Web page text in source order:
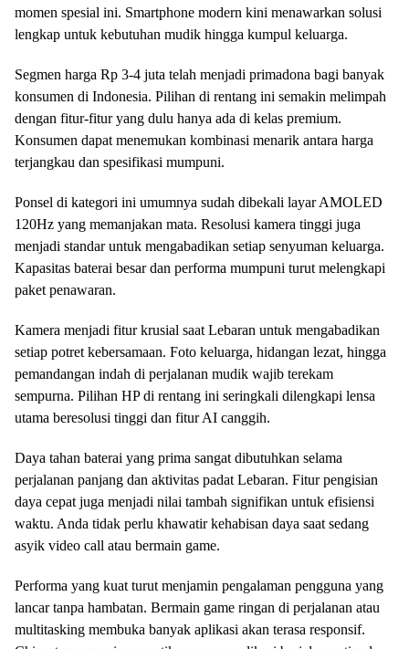
momen spesial ini. Smartphone modern kini menawarkan solusi
lengkap untuk kebutuhan mudik hingga kumpul keluarga.
Segmen harga Rp 3-4 juta telah menjadi primadona bagi banyak
konsumen di Indonesia. Pilihan di rentang ini semakin melimpah
dengan fitur-fitur yang dulu hanya ada di kelas premium.
Konsumen dapat menemukan kombinasi menarik antara harga
terjangkau dan spesifikasi mumpuni.
Ponsel di kategori ini umumnya sudah dibekali layar AMOLED
120Hz yang memanjakan mata. Resolusi kamera tinggi juga
menjadi standar untuk mengabadikan setiap senyuman keluarga.
Kapasitas baterai besar dan performa mumpuni turut melengkapi
paket penawaran.
Kamera menjadi fitur krusial saat Lebaran untuk mengabadikan
setiap potret kebersamaan. Foto keluarga, hidangan lezat, hingga
pemandangan indah di perjalanan mudik wajib terekam
sempurna. Pilihan HP di rentang ini seringkali dilengkapi lensa
utama beresolusi tinggi dan fitur AI canggih.
Daya tahan baterai yang prima sangat dibutuhkan selama
perjalanan panjang dan aktivitas padat Lebaran. Fitur pengisian
daya cepat juga menjadi nilai tambah signifikan untuk efisiensi
waktu. Anda tidak perlu khawatir kehabisan daya saat sedang
asyik video call atau bermain game.
Performa yang kuat turut menjamin pengalaman pengguna yang
lancar tanpa hambatan. Bermain game ringan di perjalanan atau
multitasking membuka banyak aplikasi akan terasa responsif.